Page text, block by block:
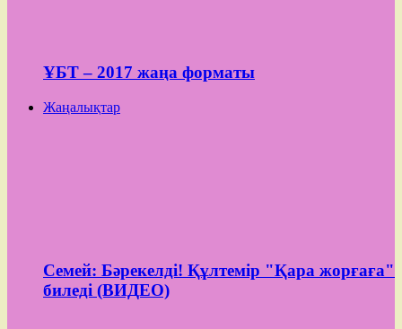
ҰБТ – 2017 жаңа форматы
Жаңалықтар
Семей: Бәрекелді! Құлтемір "Қара жорғаға"
биледі (ВИДЕО)